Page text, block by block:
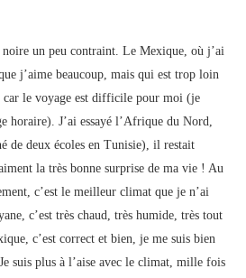
un peu contraint. Le Mexique, où j’ai
j’aime beaucoup, mais qui est trop loin
car le voyage est difficile pour moi (je
horaire). J’ai essayé l’Afrique du Nord,
de deux écoles en Tunisie), il restait
la très bonne surprise de ma vie ! Au
c’est le meilleur climat que je n’ai
c’est très chaud, très humide, très tout
c’est correct et bien, je me suis bien
suis plus à l’aise avec le climat, mille fois